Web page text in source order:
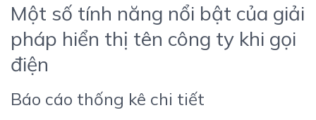
Một số tính năng nổi bật của giải
pháp hiển thị tên công ty khi gọi
điện
Báo cáo thống kê chi tiết